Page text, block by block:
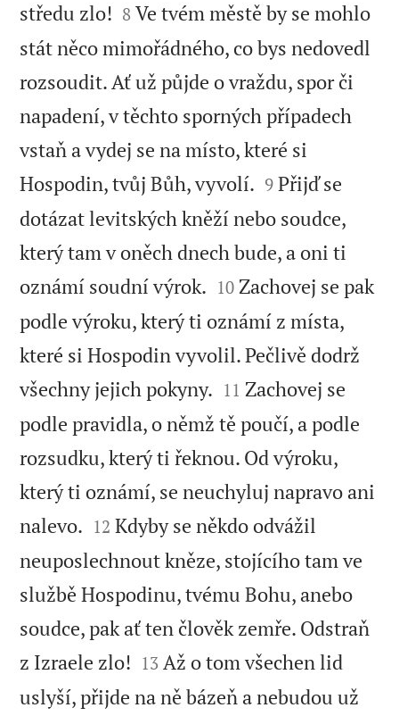
středu zlo! 

8 Ve tvém městě by se mohlo
stát něco mimořádného, co bys nedovedl
rozsoudit. Ať už půjde o vraždu, spor či
napadení, v těchto sporných případech
vstaň a vydej se na místo, které si
Hospodin, tvůj Bůh, vyvolí. 

9 Přijď se
dotázat levitských kněží nebo soudce,
který tam v oněch dnech bude, a oni ti
oznámí soudní výrok. 

10 Zachovej se pak
podle výroku, který ti oznámí z místa,
které si Hospodin vyvolil. Pečlivě dodrž
všechny jejich pokyny. 

11 Zachovej se
podle pravidla, o němž tě poučí, a podle
rozsudku, který ti řeknou. Od výroku,
který ti oznámí, se neuchyluj napravo ani
nalevo. 

12 Kdyby se někdo odvážil
neuposlechnout kněze, stojícího tam ve
službě Hospodinu, tvému Bohu, anebo
soudce, pak ať ten člověk zemře. Odstraň
z Izraele zlo! 

13 Až o tom všechen lid
uslyší, přijde na ně bázeň a nebudou už